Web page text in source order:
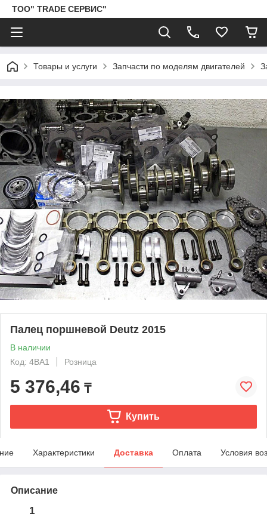
ТОО" TRADE СЕРВИС"
Товары и услуги Запчасти по моделям двигателей
Палец поршневой Deutz 2015
В наличии
Код: 4BA1
Розница
5 376,46 ₸
Купить
Характеристики Доставка Оплата Условия
Описание
1